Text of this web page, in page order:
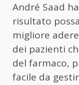
André Saad
risultato
migliore
dei pazienti
del farmaco,
facile da